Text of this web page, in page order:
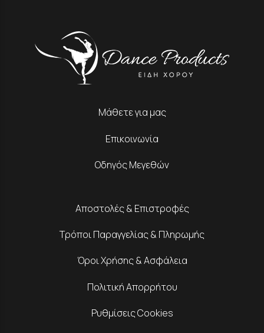
Μάθετε για μας
Επικοινωνία
Οδηγός Μεγεθών
Αποστολές & Επιστροφές
Τρόποι Παραγγελίας & Πληρωμής
Όροι Χρήσης & Ασφάλεια
Πολιτική Απορρήτου
Ρυθμίσεις Cookies